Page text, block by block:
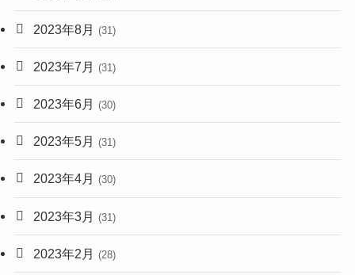
2023年8月 (31)
2023年7月 (31)
2023年6月 (30)
2023年5月 (31)
2023年4月 (30)
2023年3月 (31)
2023年2月 (28)